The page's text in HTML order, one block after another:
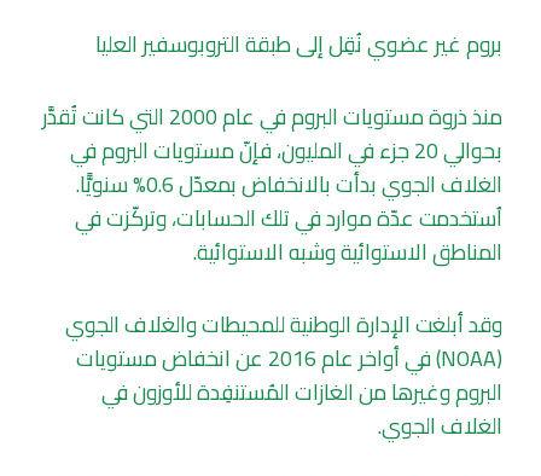
بروم غير عضوي نُقِل إلى طبقة التروبوسفير العليا
منذ ذروة مستويات البروم في عام 2000 التي كانت تُقدَّر
بحوالي 20 جزء في المليون، فإنّ مستويات البروم في
الغلاف الجوي بدأت بالانخفاض بمعدّل 0.6% سنويًّا.
اُستخدمت عدّة موارد في تلك الحسابات، وتركّزت في
المناطق الاستوائية وشبه الاستوائية.
وقد أبلغت الإدارة الوطنية للمحيطات والغلاف الجوي
(NOAA) في أواخر عام 2016 عن انخفاض مستويات
البروم وغيرها من الغازات المُستنفِدة للأوزون في
الغلاف الجوي.